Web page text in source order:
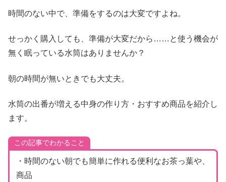
時間のない中で、準備をするのは大変ですよね。
せっかく購入しても、準備が大変だから……と使う機会が
無く眠っている水筒はありませんか？
朝の時間が無いときでも大丈夫。
水筒の出番が増える中身の作り方・おすすめ商品を紹介し
ます。
この記事でわかること
・時間のない朝でも簡単に作れる便利なお茶っ葉や、
商品